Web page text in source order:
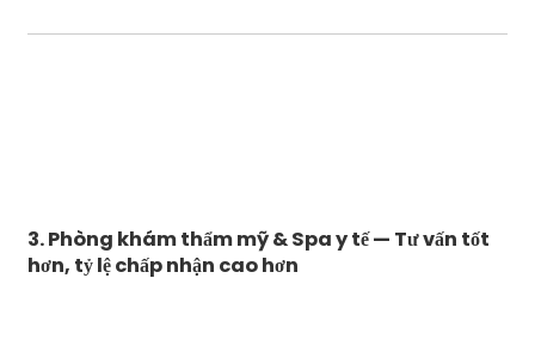
3. Phòng khám thẩm mỹ & Spa y tế — Tư vấn tốt
hơn, tỷ lệ chấp nhận cao hơn